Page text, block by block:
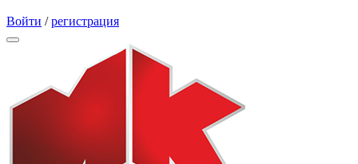
Войти /регистрация